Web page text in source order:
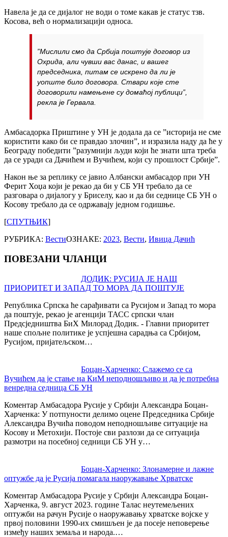
Навела је да се дијалог не води о томе какав је статус тзв.
Косова, већ о нормализацији односа.
”Мислили смо да Србија поштује договор из
Охрида, али чувши вас данас, и вашег
председника, питам се искрено да ли је
уопште било договора. Ствари које сте
договорили намењене су домаћој публици”,
рекла је Гервала.
Амбасадорка Приштине у УН је додала да се ”историја не сме
користити како би се правдао злочин”, и изразила наду да ће у
Београду победити ”разумнији људи који ће знати шта треба
да се уради са Дачићем и Вучићем, који су прошлост Србије”.
Након ње за реплику се јавио Албански амбасадор при УН
Ферит Хоџа који је рекао да би у СБ УН требало да се
разговара о дијалогу у Бриселу, као и да би седнице СБ УН о
Косову требало да се одржавају једном годишње.
[СПУТЊИК]
РУБРИКА: ВестиОЗНАКЕ: 2023, Вести, Ивица Дачић
ПОВЕЗАНИ ЧЛАНЦИ
ДОДИК: РУСИЈА ЈЕ НАШ
ПРИОРИТЕТ И ЗАПАД ТО МОРА ДА ПОШТУЈЕ
Република Српска ће сарађивати са Русијом и Запад то мора
да поштује, рекао је агенцији ТАСС српски члан
Предсједништва БиХ Милорад Додик. - Главни приоритет
наше спољне политике је успјешна сарадња са Србијом,
Русијом, пријатељском…
Боцан-Харченко: Слажемо се са
Вучићем да је стање на КиМ неподношљиво и да је потребна
венредна седница СБ УН
Коментар Амбасадора Русије у Србији Александра Боцан-
Харченка: У потпуности делимо оцене Председника Србије
Александра Вучића поводом неподношљиве ситуације на
Косову и Метохији. Постоје сви разлози да се ситуација
размотри на посебној седници СБ УН у…
Боцан-Харченко: Злонамерне и лажне
оптужбе да је Русија помагала наоружавање Хрватске
Коментар Амбасадора Русије у Србији Александра Боцан-
Харченка, 9. август 2023. године Талас неутемељених
оптужби на рачун Русије о наоружавању хрватске војске у
првој половини 1990-их смишљен је да посеје неповерење
између наших земаља и народа.…
navigation